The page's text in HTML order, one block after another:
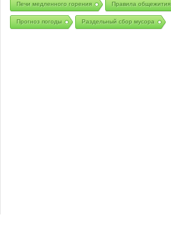
Печи медленного горения Правила общежития
Прогноз погоды Раздельный сбор мусора